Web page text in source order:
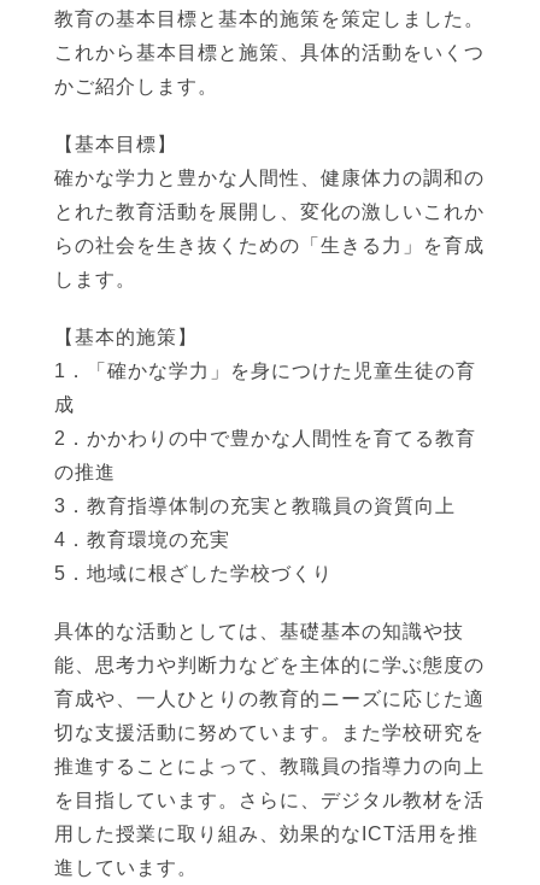
教育の基本目標と基本的施策を策定しました。
これから基本目標と施策、具体的活動をいくつ
かご紹介します。
【基本目標】
確かな学力と豊かな人間性、健康体力の調和の
とれた教育活動を展開し、変化の激しいこれか
らの社会を生き抜くための「生きる力」を育成
します。
【基本的施策】
1．「確かな学力」を身につけた児童生徒の育
成
2．かかわりの中で豊かな人間性を育てる教育
の推進
3．教育指導体制の充実と教職員の資質向上
4．教育環境の充実
5．地域に根ざした学校づくり
具体的な活動としては、基礎基本の知識や技
能、思考力や判断力などを主体的に学ぶ態度の
育成や、一人ひとりの教育的ニーズに応じた適
切な支援活動に努めています。また学校研究を
推進することによって、教職員の指導力の向上
を目指しています。さらに、デジタル教材を活
用した授業に取り組み、効果的なICT活用を推
進しています。